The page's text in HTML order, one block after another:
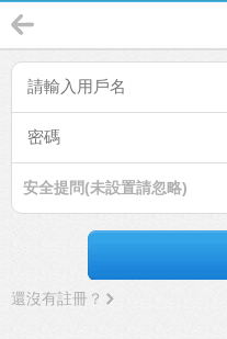
安全提問(未設置請忽略)
還沒有註冊？